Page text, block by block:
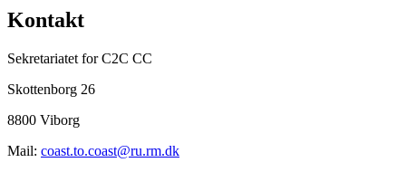
Kontakt
Sekretariatet for C2C CC
Skottenborg 26
8800 Viborg
Mail: coast.to.coast@ru.rm.dk